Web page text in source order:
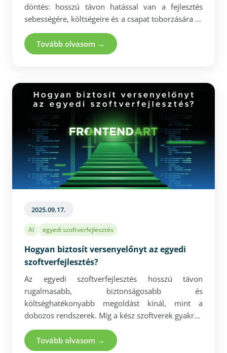
döntés: hosszú távon hatással van a fejlesztés
sebességére, költségeire és a csapat toborzására is.
A React, Angular és Vue.js továbbra is a
legnépszerűbb megoldások közé tartoznak, de a
választásnál érdemes a fejlesztés gyorsaságát, a
legjobb framework tehát nem univerzális – mindig
a termék, a csapat és az üzleti célok függvényében
érdemes dönteni. A valódi cél nem maga a
technológia, hanem az, hogy olyan alkalmazást
építsünk, amely skálázható, hatékony és valóban
értéket teremt a felhasználók számára.
Tovább olvasom →
2025.09.17.
AI egyedi szoftverfejlesztés
Hogyan biztosít versenyelőnyt az egyedi
szoftverfejlesztés?
Az egyedi szoftverfejlesztés hosszú távon
rugalmasabb, biztonságosabb és
költséghatékonyabb megoldást kínál, mint a
dobozos rendszerek. Míg a kész szoftverek gyakran
kompromisszumokra kényszerítik a vállalatokat, az
egyedi fejlesztések pontosan a cég folyamataihoz
Tovább olvasom →